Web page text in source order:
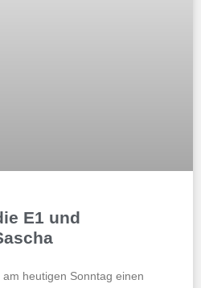
E1 und
heutigen Sonntag einen